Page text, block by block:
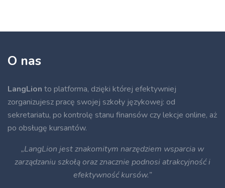
O nas
LangLion to platforma, dzięki której efektywniej
zorganizujesz pracę swojej szkoły językowej: od
sekretariatu, po kontrolę stanu finansów czy lekcje online, aż
po obsługę kursantów.
„LangLion jest znakomitym narzędziem wsparcia w
zarządzaniu szkołą oraz znacznie podnosi atrakcyjność i
efektywność kursów.”